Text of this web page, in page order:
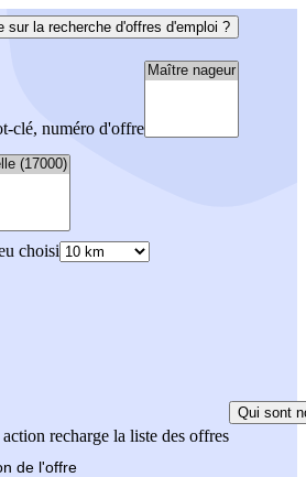
sur la recherche d'offres d'emploi ?
clé, numéro d'offre
choisi
recharge la liste des offres
Qui sont
de l'offre